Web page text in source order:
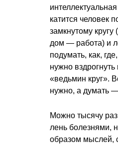
катится человек
замкнутому
дом — работа) и
подумать, как,
нужно вздрогнуть
«ведьмин круг».
нужно, а думать
Можно тысячу
лень болезнями,
образом мыслей,